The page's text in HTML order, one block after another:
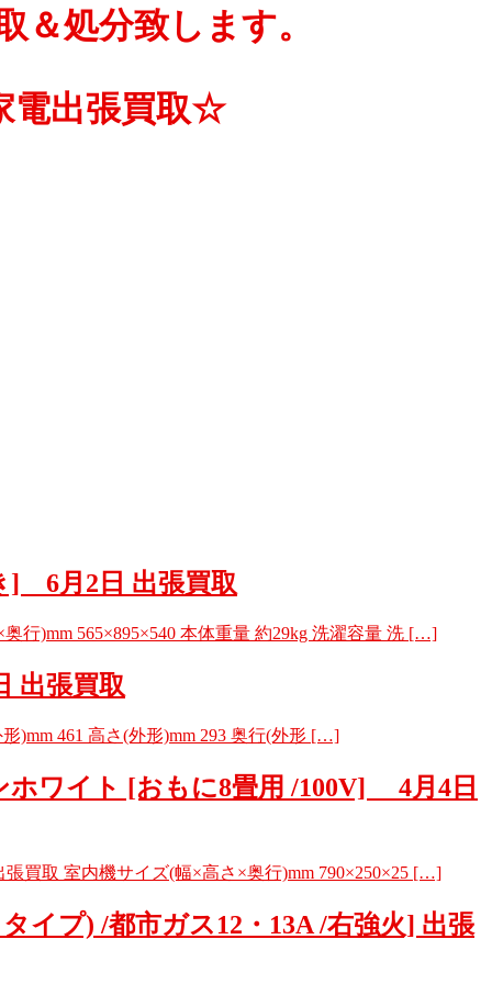
処分致します。
電出張買取☆
] 6月2日 出張買取
)mm 565×895×540 本体重量 約29kg 洗濯容量 洗 […]
出張買取
461 高さ(外形)mm 293 奥行(外形 […]
ホワイト [おもに8畳用 /100V] 4月4日
買取 室内機サイズ(幅×高さ×奥行)mm 790×250×25 […]
イプ) /都市ガス12・13A /右強火] 出張